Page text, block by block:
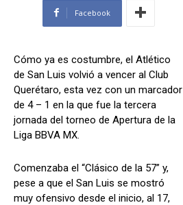
Facebook
Cómo ya es costumbre, el Atlético
de San Luis volvió a vencer al Club
Querétaro, esta vez con un marcador
de 4 – 1 en la que fue la tercera
jornada del torneo de Apertura de la
Liga BBVA MX.
Comenzaba el “Clásico de la 57” y,
pese a que el San Luis se mostró
muy ofensivo desde el inicio, al 17,